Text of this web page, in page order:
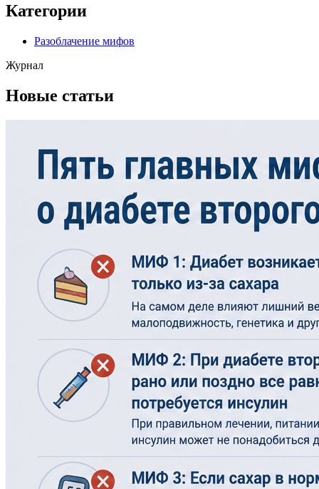
Категории
Разоблачение мифов
Журнал
Новые статьи